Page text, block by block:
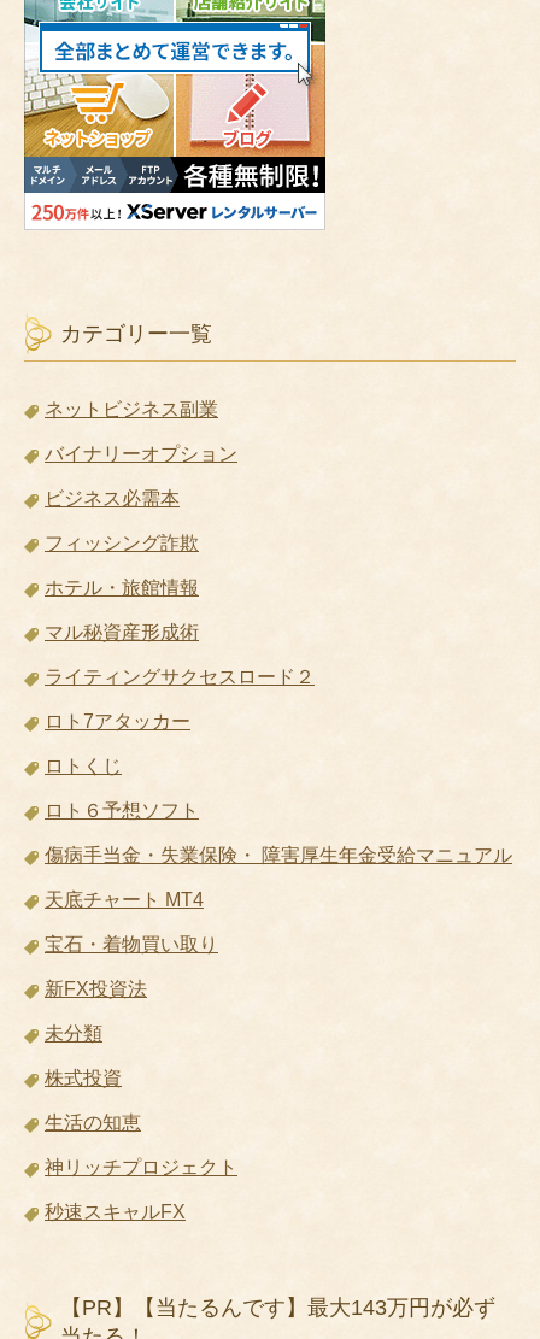
カテゴリー一覧
ネットビジネス副業
バイナリーオプション
ビジネス必需本
フィッシング詐欺
ホテル・旅館情報
マル秘資産形成術
ライティングサクセスロード２
ロト7アタッカー
ロトくじ
ロト６予想ソフト
傷病手当金・失業保険・ 障害厚生年金受給マニュアル
天底チャート MT4
宝石・着物買い取り
新FX投資法
未分類
株式投資
生活の知恵
神リッチプロジェクト
秒速スキャルFX
【PR】【当たるんです】最大143万円が必ず